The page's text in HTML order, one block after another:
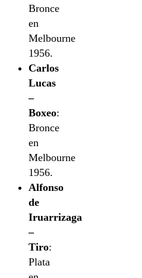
Bronce
en
Melbourne
1956.
Carlos
Lucas
–
Boxeo:
Bronce
en
Melbourne
1956.
Alfonso
de
Iruarrizaga
–
Tiro:
Plata